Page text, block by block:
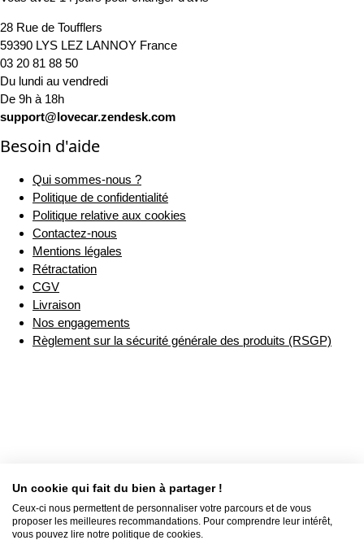
28 Rue de Toufflers
59390 LYS LEZ LANNOY France
03 20 81 88 50
Du lundi au vendredi
De 9h à 18h
support@lovecar.zendesk.com
Besoin d'aide
Qui sommes-nous ?
Politique de confidentialité
Politique relative aux cookies
Contactez-nous
Mentions légales
Rétractation
CGV
Livraison
Nos engagements
Règlement sur la sécurité générale des produits (RSGP)
Un cookie qui fait du bien à partager !
Ceux-ci nous permettent de personnaliser votre parcours et de vous
proposer les meilleures recommandations. Pour comprendre leur intérêt,
vous pouvez lire notre politique de cookies.